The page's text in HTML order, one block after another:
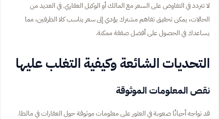
لا تتردد في التفاوض على السعر مع المالك أو الوكيل العقاري. في العديد من
الحالات، يمكن تحقيق تفاهم مشترك يؤدي إلى سعر يناسب كلا الطرفين، مما
يساعدك في الحصول على أفضل صفقة ممكنة.
التحديات الشائعة وكيفية التغلب عليها
نقص المعلومات الموثوقة
قد تواجه أحيانًا صعوبة في العثور على معلومات موثوقة حول العقارات في مالطا.